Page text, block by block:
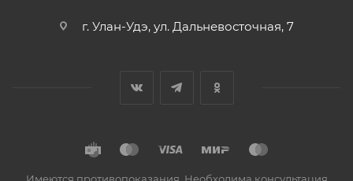
г. Улан-Удэ, ул. Дальневосточная, 7